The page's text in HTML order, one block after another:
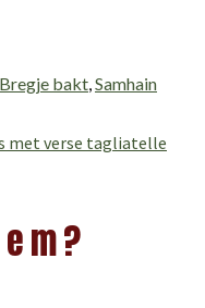
bakt,Samhain
met verse tagliatelle